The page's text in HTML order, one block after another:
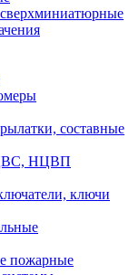
составные
НЦВП
ключи
пожарные